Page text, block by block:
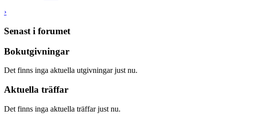
›
Senast i forumet
Bokutgivningar
Det finns inga aktuella utgivningar just nu.
Aktuella träffar
Det finns inga aktuella träffar just nu.